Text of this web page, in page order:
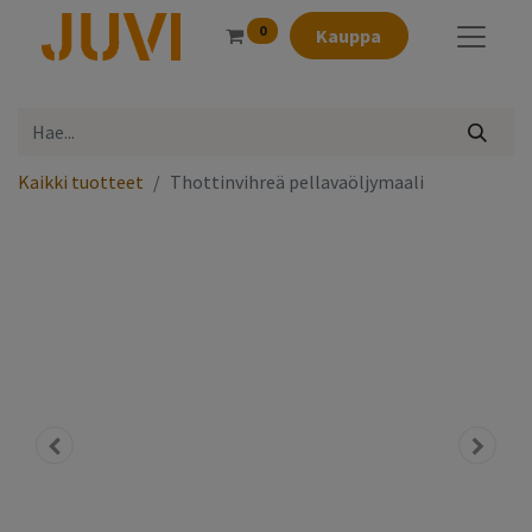
0 Kauppa
Kaikki tuotteet Thottinvihreä pellavaöljymaali